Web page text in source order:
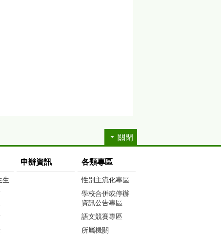
關閉
生
申辦資訊 各類專區
性別主流化專區
學校合併或停辦
資訊公告專區
語文競賽專區
所屬機關